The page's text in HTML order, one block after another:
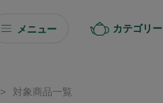
メニュー カテゴリー
> 対象商品一覧